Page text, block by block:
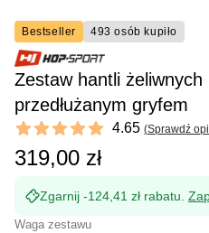
Bestseller 493 osób kupiło
Zestaw hantli żeliwnych
przedłużanym gryfem
Reviews
4.65 out of 5 stars 4.65 (Sprawdź
319,00 zł
Zgarnij -124,41 zł rabatu.
Waga zestawu